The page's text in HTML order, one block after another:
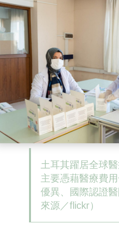
土耳其躍居全球
主要憑藉醫療費
優異、國際認證
來源／flickr）